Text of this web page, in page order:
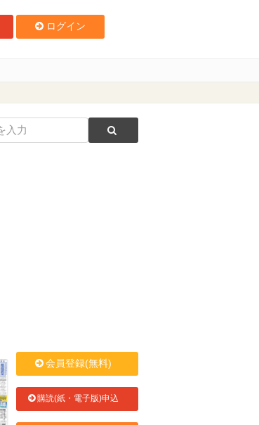
ログイン
会員登録(無料)
購読(紙・電子版)申込